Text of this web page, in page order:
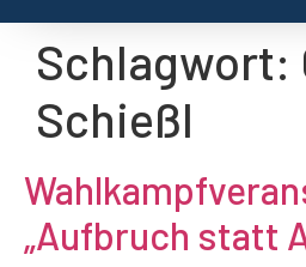
Schlagwort:
Schießl
„Aufbruch statt